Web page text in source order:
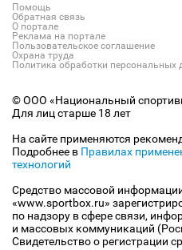
Помощь
Обратная связь
О портале
Реклама на портале
Пользовательское соглашение
Охрана труда
Политика обработки персональных
© ООО «Национальный
Для лиц старше 18 лет
На сайте применяются
Подробнее в Правилах
технологий
Средство массовой
«www.sportbox.ru»
по надзору в сфере связи,
и массовых коммуникаций
Свидетельство о регистрации